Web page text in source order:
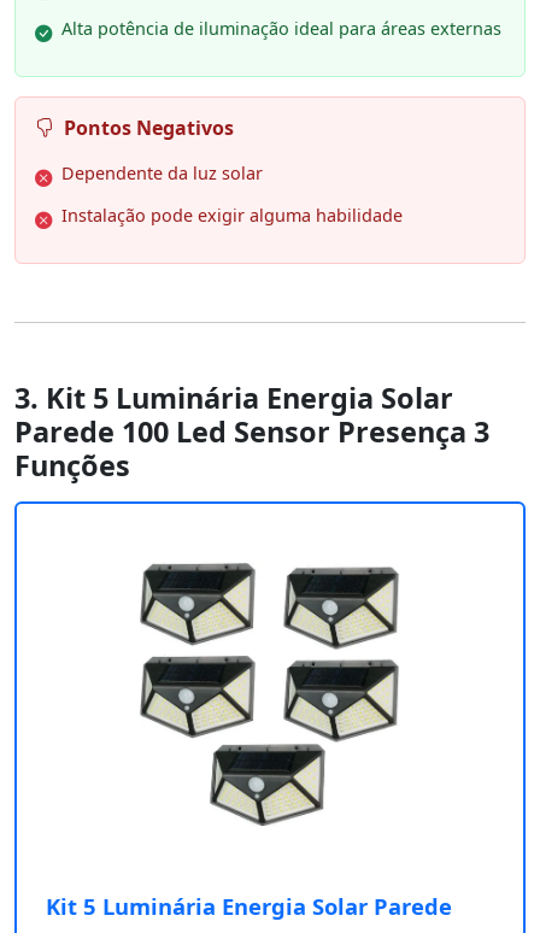
Alta potência de iluminação ideal para áreas externas
Pontos Negativos
Dependente da luz solar
Instalação pode exigir alguma habilidade
3. Kit 5 Luminária Energia Solar
Parede 100 Led Sensor Presença 3
Funções
Kit 5 Luminária Energia Solar Parede